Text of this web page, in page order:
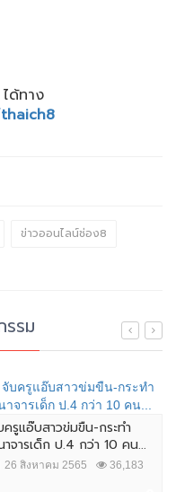
ด้ทาง
ข่าวออนไลน์ช่อง8
รม
ครูแอ๊บสาวข่มขืน-กระทำ
าจารเด็ก ป.4 กว่า 10 คน...
26 สิงหาคม 2565 36,183